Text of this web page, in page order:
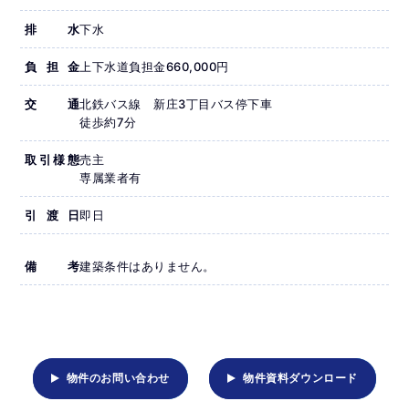
排水下水
負担金 上下水道負担金660,000円
交通北鉄バス線 新庄3丁目バス停下車
徒歩約7分
取引様態売主
専属業者有
引渡日即日
備考建築条件はありません。
物件のお問い合わせ 物件資料ダウンロード